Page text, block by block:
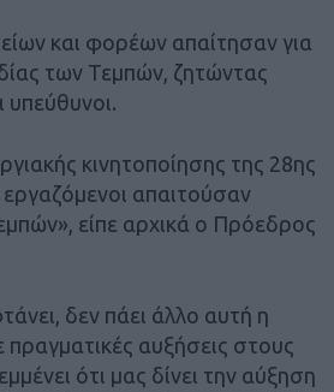
και φορέων απαίτησαν για
των Τεμπών, ζητώντας
υπεύθυνοι.
κινητοποίησης της 28ης
απαιτούσαν
είπε αρχικά ο Πρόεδρος
δεν πάει άλλο αυτή η
πραγματικές αυξήσεις στους
ότι μας δίνει την αύξηση